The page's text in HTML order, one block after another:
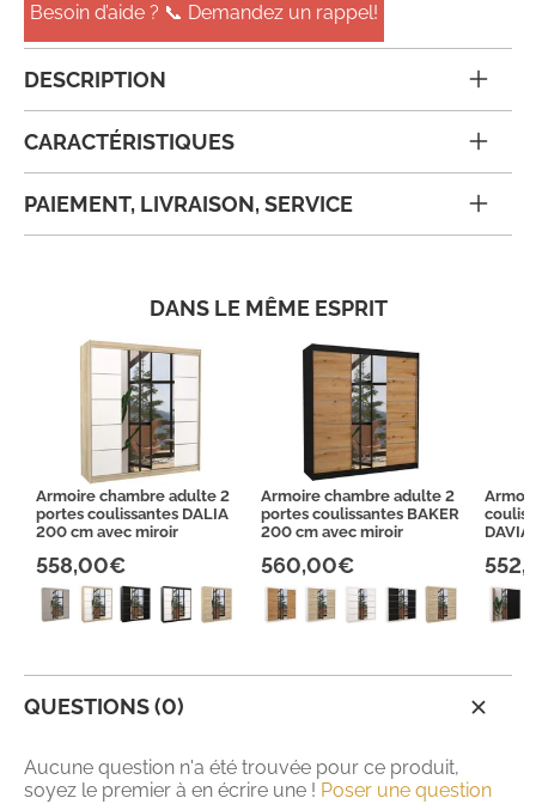
Besoin d’aide ? 📞 Demandez un rappel!
DESCRIPTION
CARACTÉRISTIQUES
PAIEMENT, LIVRAISON, SERVICE
DANS LE MÊME ESPRIT
Armoire chambre adulte 2
portes coulissantes DALIA
200 cm avec miroir
558,00€
Armoire chambre adulte 2
portes coulissantes BAKER
200 cm avec miroir
560,00€
QUESTIONS (0)
Aucune question n'a été trouvée pour ce produit,
soyez le premier à en écrire une ! Poser une question